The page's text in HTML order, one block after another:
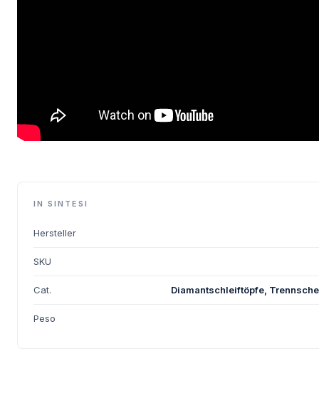
IN SINTESI
Hersteller
SKU
Cat. Diamantschleiftöpfe,
Peso